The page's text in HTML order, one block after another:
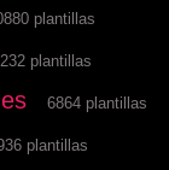
plantillas
plantillas
6864 plantillas
plantillas